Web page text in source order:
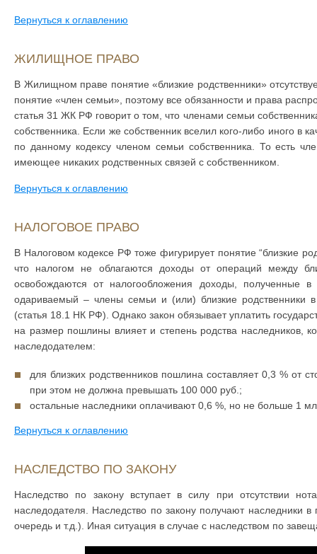
Вернуться к оглавлению
ЖИЛИЩНОЕ ПРАВО
В Жилищном праве понятие «близкие родственники»
понятие «член семьи», поэтому все обязанности и права
статья 31 ЖК РФ говорит о том, что членами семьи
собственника. Если же собственник вселил кого-либо иного в
по данному кодексу членом семьи собственника. То есть
имеющее никаких родственных связей с собственником.
Вернуться к оглавлению
НАЛОГОВОЕ ПРАВО
В Налоговом кодексе РФ тоже фигурирует понятие “близкие
что налогом не облагаются доходы от операций между
освобождаются от налогообложения доходы, полученные
одариваемый – члены семьи и (или) близкие родственники
(статья 18.1 НК РФ). Однако закон обязывает уплатить
на размер пошлины влияет и степень родства наследников,
наследодателем:
для близких родственников пошлина составляет 0,3 % от
при этом не должна превышать 100 000 руб.;
остальные наследники оплачивают 0,6 %, но не больше 1
Вернуться к оглавлению
НАСЛЕДСТВО ПО ЗАКОНУ
Наследство по закону вступает в силу при отсутствии
наследодателя. Наследство по закону получают наследники
очередь и т.д.). Иная ситуация в случае с наследством по